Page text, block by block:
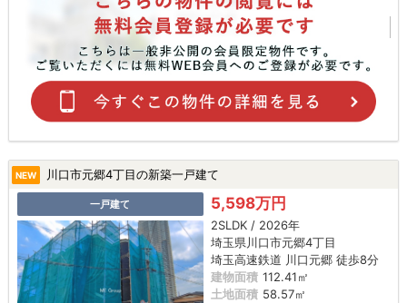
NEW 川口市元郷4丁目の新築一戸建て
一戸建て 5,598万円
2SLDK / 2026年
埼玉県川口市元郷4丁目
埼玉高速鉄道 川口元郷 徒歩8分
建物面積 112.41㎡
土地面積 58.57㎡